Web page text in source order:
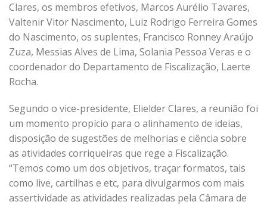
Clares, os membros efetivos, Marcos Aurélio Tavares,
Valtenir Vitor Nascimento, Luiz Rodrigo Ferreira Gomes
do Nascimento, os suplentes, Francisco Ronney Araújo
Zuza, Messias Alves de Lima, Solania Pessoa Veras e o
coordenador do Departamento de Fiscalização, Laerte
Rocha.
Segundo o vice-presidente, Elielder Clares, a reunião foi
um momento propício para o alinhamento de ideias,
disposição de sugestões de melhorias e ciência sobre
as atividades corriqueiras que rege a Fiscalização.
“Temos como um dos objetivos, traçar formatos, tais
como live, cartilhas e etc, para divulgarmos com mais
assertividade as atividades realizadas pela Câmara de